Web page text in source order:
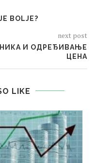
BOLJE?
next post
И ОДРЕЂИВАЊЕ
ЦЕНА
LIKE